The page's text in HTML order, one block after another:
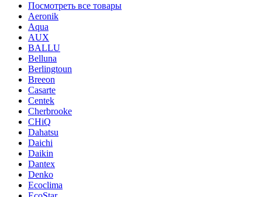
Посмотреть все товары
Aeronik
Aqua
AUX
BALLU
Belluna
Berlingtoun
Breeon
Casarte
Centek
Cherbrooke
CHiQ
Dahatsu
Daichi
Daikin
Dantex
Denko
Ecoclima